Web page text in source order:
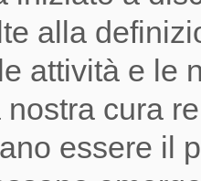
alla
attività e le
nostra cura
essere il